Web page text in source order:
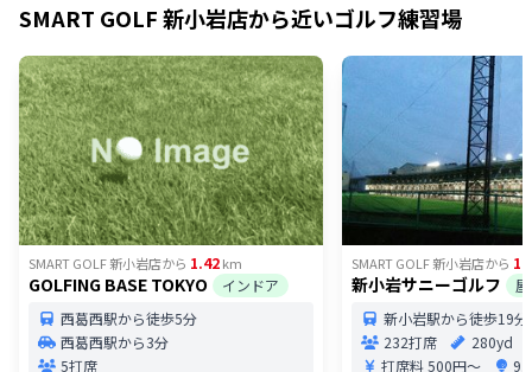
SMART GOLF 新小岩店から近いゴルフ練習場
SMART GOLF 新小岩店から 1.42km
GOLFING BASE TOKYO
インドア
西葛西駅から徒歩5分
西葛西駅から3分
5打席
SMART GOLF 新小岩店から
新小岩サニーゴルフ
新小岩駅から徒歩19分
232打席
280yd
打席料500円〜